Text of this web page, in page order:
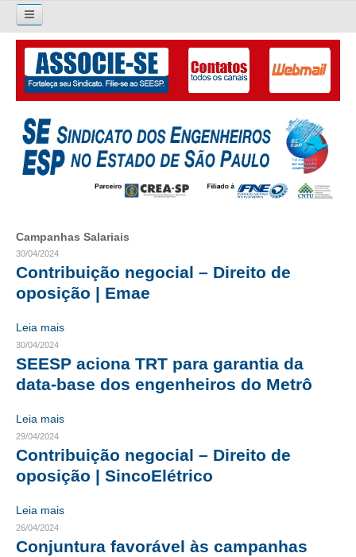
Pesquisar...
O SINDICATO
APRESENTAÇÃO
PALAVRA DO PRESIDENTE
LIVRO GESTÃO 2026-2029
SUBSEDES SINDICAIS
ORGANOGRAMA
CRESCE BRASIL
CONSELHO TECNOLÓGICO
HISTÓRICO E ATUAÇÃO
COMPOSIÇÃO
CONSELHOS ASSESSORES
PERSONALIDADES DA TECNOLOGIA
Campanhas Salariais
30/04/2024
Contribuição negocial – Direito de
oposição | Emae
Leia mais
30/04/2024
SEESP aciona TRT para garantia da
data-base dos engenheiros do Metrô
Leia mais
29/04/2024
Contribuição negocial – Direito de
oposição | SincoElétrico
Leia mais
26/04/2024
Conjuntura favorável às campanhas